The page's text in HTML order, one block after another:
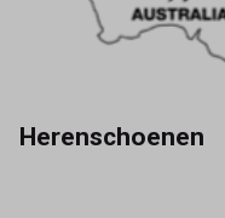
Herenschoenen